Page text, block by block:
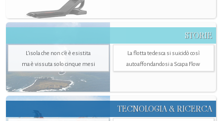
STORIE
L’isola che non c'è è esistita
ma è vissuta solo cinque mesi
La flotta tedesca si suicidò così
autoaffondandosi a Scapa Flow
TECNOLOGIA & RICERCA